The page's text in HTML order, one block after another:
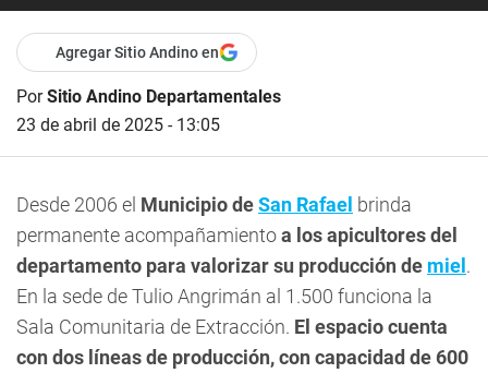
Agregar Sitio Andino en
PorSitio Andino Departamentales
23 de abril de 2025 - 13:05
Desde 2006 el Municipio deSan Rafael brinda
permanente acompañamientoa los apicultores del
departamento para valorizar su producción de miel .
En la sede de Tulio Angrimán al 1.500 funciona la
Sala Comunitaria de Extracción. El espacio cuenta
con dos líneas de producción, con capacidad de 600